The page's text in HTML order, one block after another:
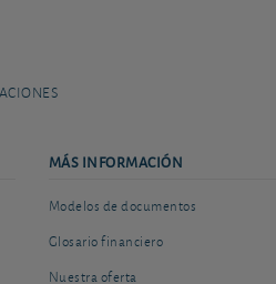
MÁS INFORMACIÓN
Modelos de documentos
Glosario financiero
Nuestra oferta